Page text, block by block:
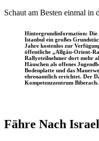
Schaut am Besten einmal in
Hintergrundinformation: Die
Istanbul ein großes
Jahre kostenlos zur
öffentliche „Allgäu-Orient-
Rallyeteilnehmer dort mehr
Häuschen als offenes
Bodenplatte und das
ehrenamtlich errichtet. Der
Kompetenzzentrum Biberach.
Fähre Nach Israel